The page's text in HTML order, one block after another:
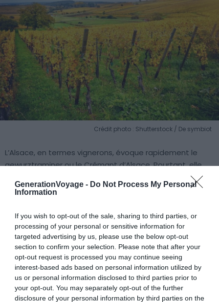
GenerationVoyage - Do Not Process My Personal
Information
If you wish to opt-out of the sale, sharing to third parties, or
processing of your personal or sensitive information for
targeted advertising by us, please use the below opt-out
section to confirm your selection. Please note that after your
opt-out request is processed you may continue seeing
interest-based ads based on personal information utilized by
us or personal information disclosed to third parties prior to
your opt-out. You may separately opt-out of the further
disclosure of your personal information by third parties on the
Crédit photo : Shutterstock / De symbiot
L’Alsace, en termes vignerons, évoque rapidement le
gewurztraminer ou le Crémant d’Alsace. Pourtant, elle
est bien plus que ça ! Elle peut se vanter d’être l’une des
meilleures régions de France pour déguster du vin,
particulière : la part belle revient aux vins blancs ! Bien sûr,
à ces blancs viennent s’ajouter les mousseux, et
quelques rouges et rosés. Le vignoble Alsacien est le
premier à s’être réellement ouvert à l’œnotourisme : en
1953, l’office du tourisme d’Issenheim a l’idée d’inaugurer
ce qui deviendra la Route des Vins d’Alsace pour
promouvoir la région sous l’angle de la viticulture. Près de
170 kilomètres de route traversent les 15 500 hectares